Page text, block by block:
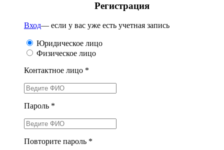
Регистрация
Вход— если у вас уже есть учетная запись
Юридическое лицо
Физическое лицо
Контактное лицо *
Пароль *
Повторите пароль *